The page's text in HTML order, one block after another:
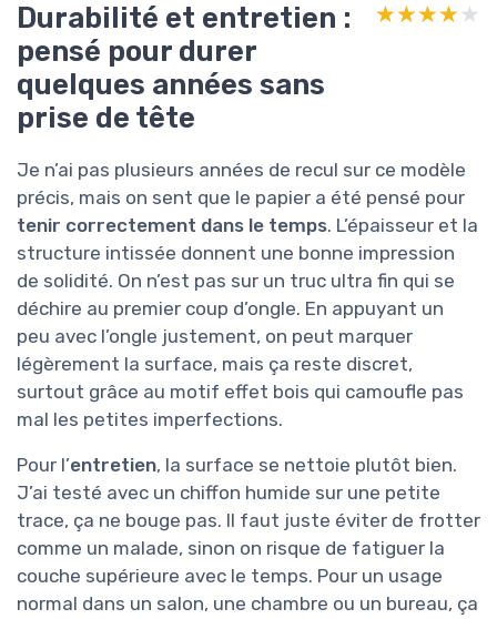
Durabilité et entretien :
pensé pour durer
quelques années sans
prise de tête
★★★★★
★★★★★
Je n’ai pas plusieurs années de recul sur ce modèle
précis, mais on sent que le papier a été pensé pour
tenir correctement dans le temps. L’épaisseur et la
structure intissée donnent une bonne impression
de solidité. On n’est pas sur un truc ultra fin qui se
déchire au premier coup d’ongle. En appuyant un
peu avec l’ongle justement, on peut marquer
légèrement la surface, mais ça reste discret,
surtout grâce au motif effet bois qui camoufle pas
mal les petites imperfections.
Pour l’entretien, la surface se nettoie plutôt bien.
J’ai testé avec un chiffon humide sur une petite
trace, ça ne bouge pas. Il faut juste éviter de frotter
comme un malade, sinon on risque de fatiguer la
couche supérieure avec le temps. Pour un usage
normal dans un salon, une chambre ou un bureau, ça